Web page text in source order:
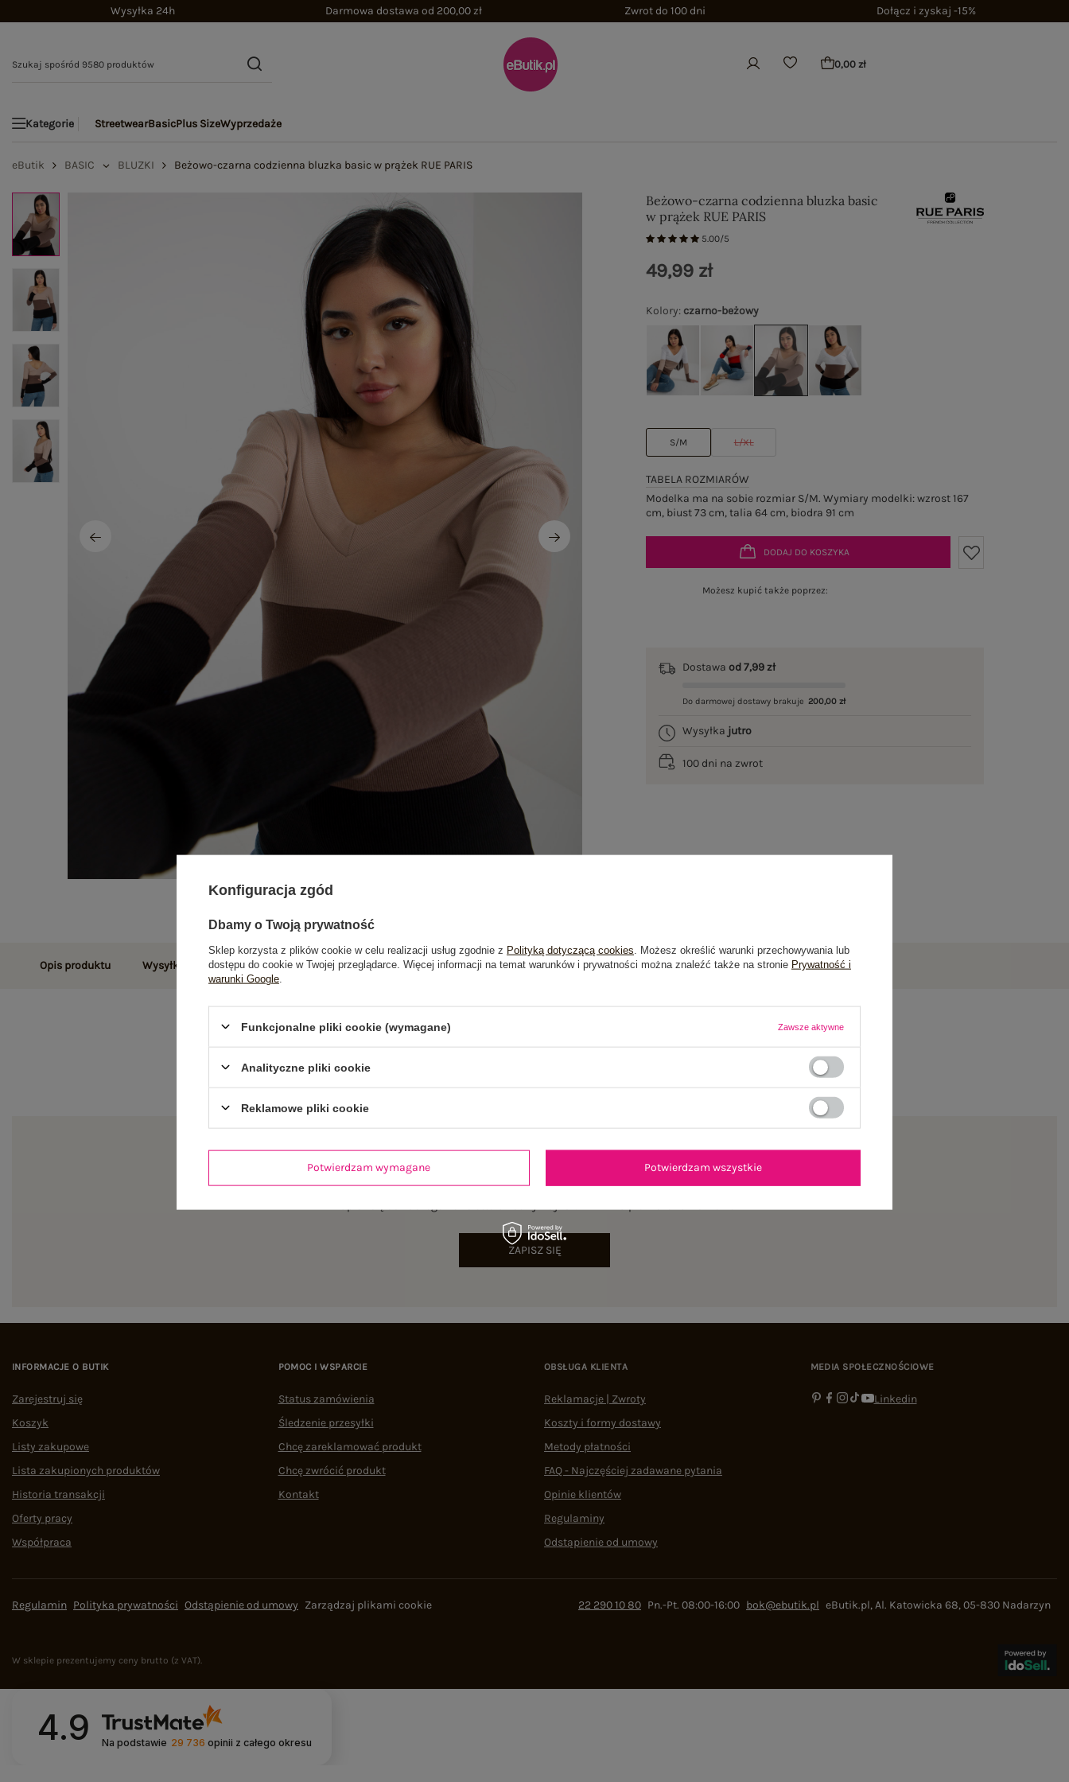
Wysyłka 24h Darmowa dostawa od 200,00 zł Zwrot do 100 dni Dołącz i zyskaj -15%
0,00 zł
Kategorie StreetwearBasicPlus SizeWyprzedaże
eButik BASIC BLUZKI Beżowo-czarna codzienna bluzka basic w prążek RUE PARIS
Beżowo-czarna codzienna bluzka basic
w prążek RUE PARIS
5.00/5
Kolory: czarno-beżowy
S/M L/XL
TABELA ROZMIARÓW
Modelka ma na sobie rozmiar S/M. Wymiary modelki: wzrost 167
cm, biust 73 cm, talia 64 cm, biodra 91 cm
49,99 zł
DODAJ DO KOSZYKA
Możesz kupić także poprzez:
Dostawaod 7,99 zł
Do darmowej dostawy brakuje 200,00 zł
Wysyłka jutro
100 dni na zwrot
Opis produktu Wysyłka i dostawa Zwroty i reklamacje Opinie o produkcie(2)
ZAPISZ SIĘ
INFORMACJE O BUTIK
Zarejestruj się
Koszyk
Listy zakupowe
Lista zakupionych produktów
Historia transakcji
Oferty pracy
Współpraca
POMOC I WSPARCIE
Status zamówienia
Śledzenie przesyłki
Chcę zareklamować produkt
Chcę zwrócić produkt
Kontakt
OBSŁUGA KLIENTA
Reklamacje | Zwroty
Koszty i formy dostawy
Metody płatności
FAQ - Najczęściej zadawane pytania
Opinie klientów
Regulaminy
Odstąpienie od umowy
MEDIA SPOŁECZNOŚCIOWE
Linkedin
Regulamin Polityka prywatności Odstąpienie od umowy Zarządzaj plikami cookie 22 290 10 80 Pn.-Pt. 08:00-16:00 bok@ebutik.pl eButik.pl,Al. Katowicka 68,05-830 Nadarzyn
W sklepie prezentujemy ceny brutto (z VAT).
4.9 Na podstawie 29 736 opinii z całego okresu
Konfiguracja zgód
Dbamy o Twoją prywatność
Sklep korzysta z plików cookie w celu realizacji usług zgodnie z Polityką dotyczącą cookies . Możesz określić warunki przechowywania lub
dostępu do cookie w Twojej przeglądarce. Więcej informacji na temat warunków i prywatności można znaleźć także na stronie Prywatność i
warunki Google
Funkcjonalne pliki cookie (wymagane) Zawsze aktywne
Analityczne pliki cookie
Reklamowe pliki cookie
Potwierdzam wymagane Potwierdzam wszystkie